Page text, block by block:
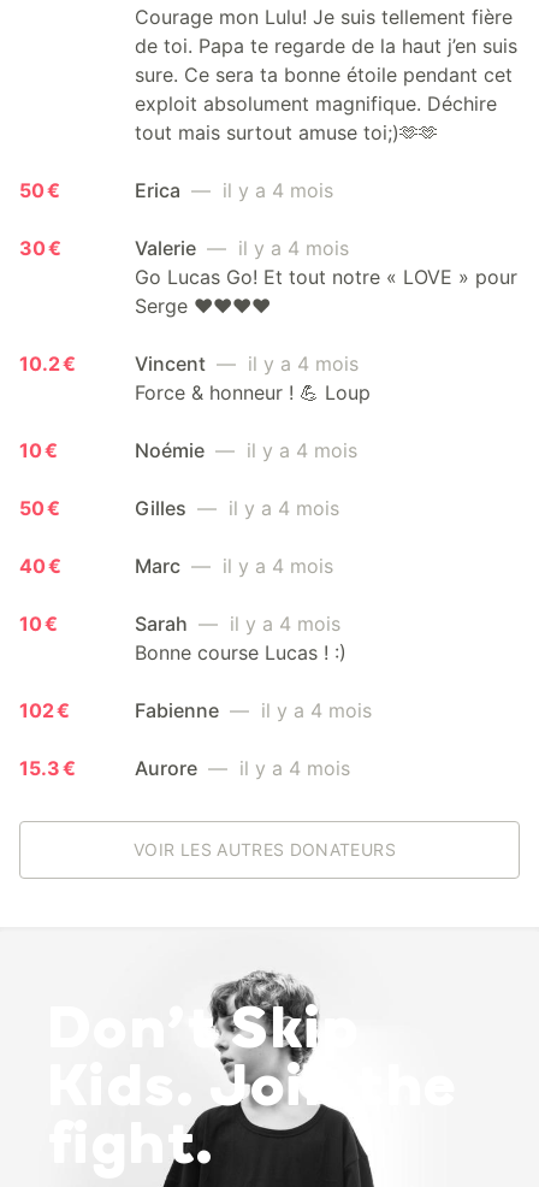
Courage mon Lulu! Je suis tellement fière
de toi. Papa te regarde de la haut j’en suis
sure. Ce sera ta bonne étoile pendant cet
exploit absolument magnifique. Déchire
tout mais surtout amuse toi;)🫶🫶
50 € Erica — il y a 4 mois
30 € Valerie — il y a 4 mois
Go Lucas Go! Et tout notre « LOVE » pour
Serge ♥️♥️♥️♥️
10.2 € Vincent — il y a 4 mois
Force & honneur ! 💪 Loup
10 € Noémie — il y a 4 mois
50 € Gilles — il y a 4 mois
40 € Marc — il y a 4 mois
10 € Sarah — il y a 4 mois
Bonne course Lucas ! :)
102 € Fabienne — il y a 4 mois
15.3 € Aurore — il y a 4 mois
VOIR LES AUTRES DONATEURS
Don’t Skip
Kids. Join the
fight.